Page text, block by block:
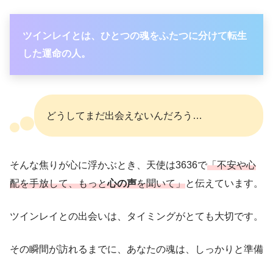
ツインレイとは、ひとつの魂をふたつに分けて転生
した運命の人。
どうしてまだ出会えないんだろう…
そんな焦りが心に浮かぶとき、天使は3636で「不安や心
配を手放して、もっと心の声を聞いて」と伝えています。
ツインレイとの出会いは、タイミングがとても大切です。
その瞬間が訪れるまでに、あなたの魂は、しっかりと準備